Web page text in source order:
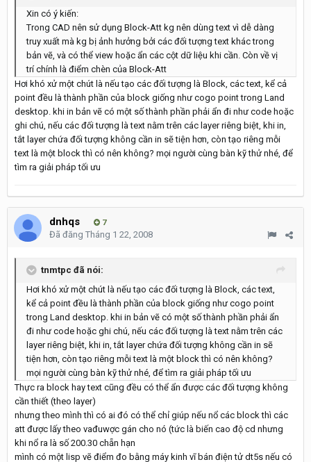
Xin có ý kiến:
Trong CAD nên sử dụng Block-Att kg nên dùng text vì dễ dàng
truy xuất mà kg bị ảnh hưởng bởi các đối tượng text khác trong
bản vẽ, và có thể view hoặc ẩn các cột dữ liệu khi cần. Còn về vị
trí chính là điểm chèn của Block-Att
Hơi khó xử một chút là nếu tạo các đối tượng là Block, các text, kể cả
point đều là thành phần của block giống như cogo point trong Land
desktop. khi in bản vẽ có một số thành phần phải ẩn đi như code hoặc
ghi chú, nếu các đối tượng là text nằm trên các layer riêng biệt, khi in,
tắt layer chứa đối tượng không cần in sẽ tiện hơn, còn tạo riêng mỗi
text là một block thì có nên không? mọi người cùng bàn kỹ thử nhé, để
tìm ra giải pháp tối ưu
dnhqs 7
Đã đăng Tháng 1 22, 2008
tnmtpc đã nói:
Hơi khó xử một chút là nếu tạo các đối tượng là Block, các text,
kể cả point đều là thành phần của block giống như cogo point
trong Land desktop. khi in bản vẽ có một số thành phần phải ẩn
đi như code hoặc ghi chú, nếu các đối tượng là text nằm trên các
layer riêng biệt, khi in, tắt layer chứa đối tượng không cần in sẽ
tiện hơn, còn tạo riêng mỗi text là một block thì có nên không?
mọi người cùng bàn kỹ thử nhé, để tìm ra giải pháp tối ưu
Thực ra block hay text cũng đều có thể ẩn được các đối tượng không
cần thiết (theo layer)
nhưng theo mình thì có ai đó có thể chỉ giúp nếu nổ các block thì các
att được lấy theo vađuwợc gán cho nó (tức là biến cao độ cd nhưng
khi nổ ra là số 200.30 chẵn hạn
mình có một lisp vẽ điểm đo bằng máy kinh vĩ bán điện tử dt5s nếu có